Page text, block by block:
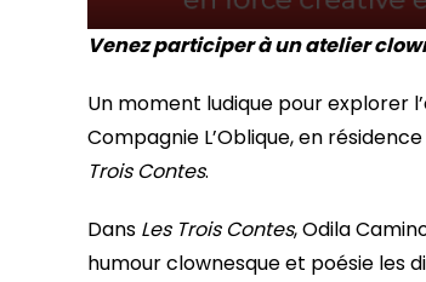
Venez participer à un atelier
Un moment ludique pour explorer
Compagnie L’Oblique, en
Trois Contes.
Dans Les Trois Contes, Odila
humour clownesque et poésie les